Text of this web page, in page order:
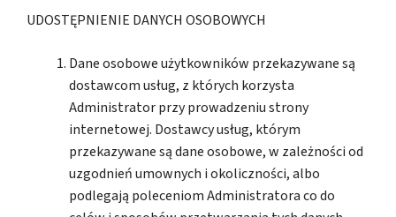
UDOSTĘPNIENIE DANYCH OSOBOWYCH
Dane osobowe użytkowników przekazywane są
dostawcom usług, z których korzysta
Administrator przy prowadzeniu strony
internetowej. Dostawcy usług, którym
przekazywane są dane osobowe, w zależności od
uzgodnień umownych i okoliczności, albo
podlegają poleceniom Administratora co do